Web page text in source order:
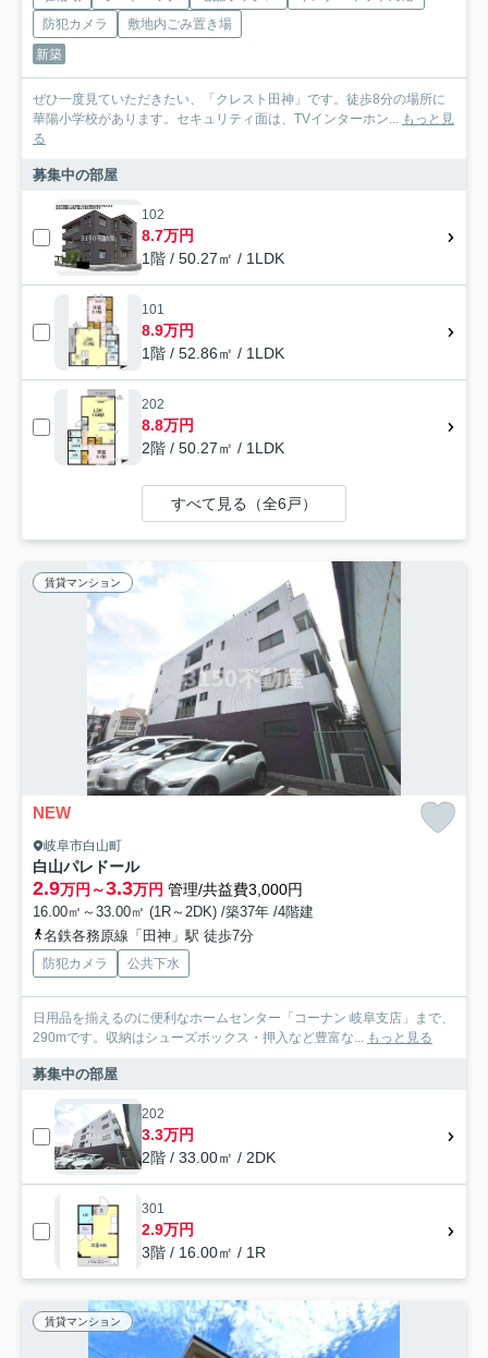
防犯カメラ
敷地内ごみ置き場
新築
ぜひ一度見ていただきたい、「クレスト田神」です。徒歩8分の場所に
華陽小学校があります。セキュリティ面は、TVインターホン... もっと見
る
募集中の部屋
102
8.7万円
1階 / 50.27㎡ / 1LDK
101
8.9万円
1階 / 52.86㎡ / 1LDK
202
8.8万円
2階 / 50.27㎡ / 1LDK
すべて見る（全6戸）
賃貸マンション
NEW
岐阜市白山町
白山パレドール
2.9万円～3.3万円 管理/共益費3,000円
16.00㎡～33.00㎡ (1R～2DK) /築37年 /4階建
名鉄各務原線「田神」駅 徒歩7分
防犯カメラ 公共下水
日用品を揃えるのに便利なホームセンター「コーナン 岐阜支店」まで、
290mです。収納はシューズボックス・押入など豊富な... もっと見る
募集中の部屋
202
3.3万円
2階 / 33.00㎡ / 2DK
301
2.9万円
3階 / 16.00㎡ / 1R
賃貸マンション